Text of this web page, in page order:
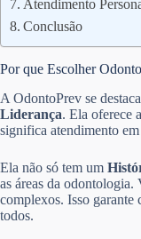
Atendimento
Conclusão
Por que Escolher
A OdontoPrev se
Liderança. Ela oferece
significa atendimento
Ela não só tem um
as áreas da odontologia.
complexos. Isso garante
todos.